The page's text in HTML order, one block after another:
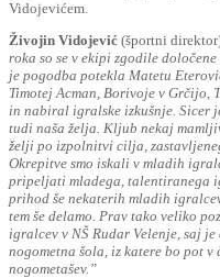
Vidojevićem.
Živojin Vidojević (športni
roka so se v ekipi zgodile
je pogodba potekla Matetu
Timotej Acman, Borivoje v Grčijo,
in nabiral igralske izkušnje. Sicer
tudi naša želja. Kljub nekaj
želji po izpolnitvi cilja,
Okrepitve smo iskali v mladih
pripeljati mladega, talentiranega
prihod še nekaterih mladih
tem še delamo. Prav tako veliko
igralcev v NŠ Rudar Velenje, saj
nogometna šola, iz katere bo pot
nogometašev.”